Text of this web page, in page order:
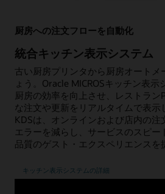
厨房への注文フローを自動化
統合キッチン表示システム
古い厨房プリンタから厨房オートメ
ょう。Oracle MICROSキッチン表示
厨房の効率を向上させ、レストラン
な注文や更新をリアルタイムで表示
KDSは、オンラインおよび店内の注
エラーを減らし、サービスのスピー
品質のゲスト・エクスペリエンスを
キッチン表示システムの詳細